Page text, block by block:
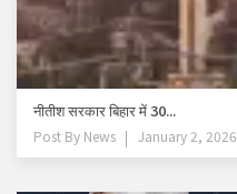
नीतीश सरकार बिहार में 30...
Post By News January 2, 2026